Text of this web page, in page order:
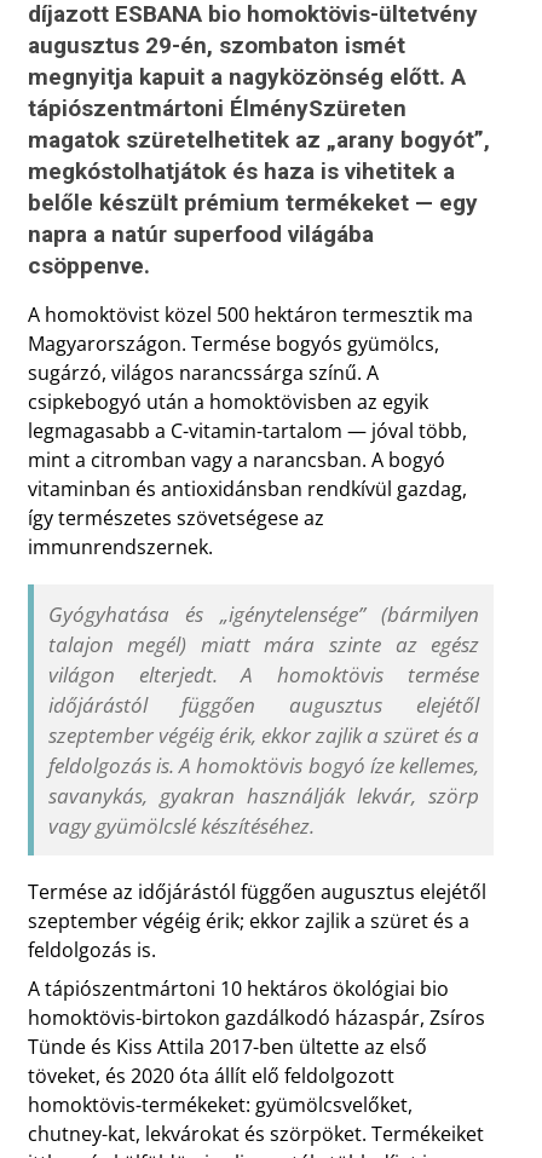
díjazott ESBANA bio homoktövis-ültetvény
augusztus 29-én, szombaton ismét
megnyitja kapuit a nagyközönség előtt. A
tápiószentmártoni ÉlménySzüreten
magatok szüretelhetitek az „arany bogyót”,
megkóstolhatjátok és haza is vihetitek a
belőle készült prémium termékeket — egy
napra a natúr superfood világába
csöppenve.
A homoktövist közel 500 hektáron termesztik ma
Magyarországon. Termése bogyós gyümölcs,
sugárzó, világos narancssárga színű. A
csipkebogyó után a homoktövisben az egyik
legmagasabb a C-vitamin-tartalom — jóval több,
mint a citromban vagy a narancsban. A bogyó
vitaminban és antioxidánsban rendkívül gazdag,
így természetes szövetségese az
immunrendszernek.
Gyógyhatása és „igénytelensége” (bármilyen
talajon megél) miatt mára szinte az egész
világon elterjedt. A homoktövis termése
időjárástól függően augusztus elejétől
szeptember végéig érik, ekkor zajlik a szüret és a
feldolgozás is. A homoktövis bogyó íze kellemes,
savanykás, gyakran használják lekvár, szörp
vagy gyümölcslé készítéséhez.
Termése az időjárástól függően augusztus elejétől
szeptember végéig érik; ekkor zajlik a szüret és a
feldolgozás is.
A tápiószentmártoni 10 hektáros ökológiai bio
homoktövis-birtokon gazdálkodó házaspár, Zsíros
Tünde és Kiss Attila 2017-ben ültette az első
töveket, és 2020 óta állít elő feldolgozott
homoktövis-termékeket: gyümölcsvelőket,
chutney-kat, lekvárokat és szörpöket. Termékeiket